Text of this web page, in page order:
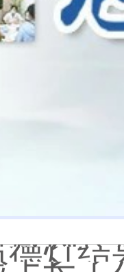
骨脂泡
德灯下
童下
可替
肤ct
斑摸着
癜风
灯结
上长了
风用